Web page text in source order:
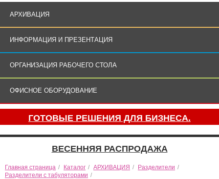
АРХИВАЦИЯ
ИНФОРМАЦИЯ И ПРЕЗЕНТАЦИЯ
ОРГАНИЗАЦИЯ РАБОЧЕГО СТОЛА
ОФИСНОЕ ОБОРУДОВАНИЕ
ГОТОВЫЕ РЕШЕНИЯ ДЛЯ БИЗНЕСА.
ВЕСЕННЯЯ РАСПРОДАЖА
Главная страница / Каталог / АРХИВАЦИЯ / Разделители /
Разделители с табуляторами /